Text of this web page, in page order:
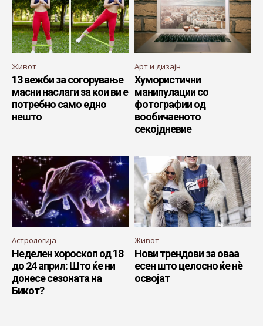
Живот
13 вежби за согорување
масни наслаги за кои ви е
потребно само едно
нешто
Арт и дизајн
Хумористични
манипулации со
фотографии од
вообичаеното
секојдневие
Астрологија
Неделен хороскоп од 18
до 24 април: Што ќе ни
донесе сезоната на
Бикот?
Живот
Нови трендови за оваа
есен што целосно ќе нѐ
освојат